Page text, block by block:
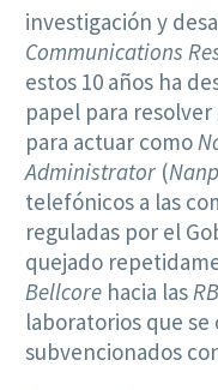
investigación y
Communications
estos 10 años ha
papel para
para actuar como
Administrator (
telefónicos a las
reguladas por el
quejado
Bellcore hacia las
laboratorios que se
subvencionados